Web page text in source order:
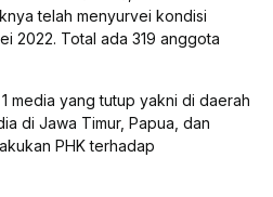
telah menyurvei kondisi
2022. Total ada 319 anggota
media yang tutup yakni di daerah
di Jawa Timur, Papua, dan
PHK terhadap